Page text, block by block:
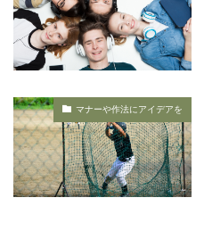
マナーや作法にアイデアを